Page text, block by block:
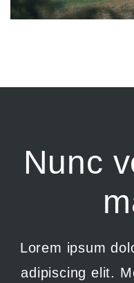
Nunc
Lorem ipsum
adipiscing elit.